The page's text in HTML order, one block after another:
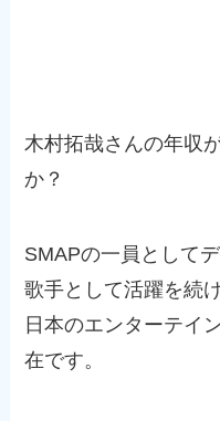
木村拓哉さんの年収
か？
SMAPの一員として
歌手として活躍を続
日本のエンターテイ
在です。